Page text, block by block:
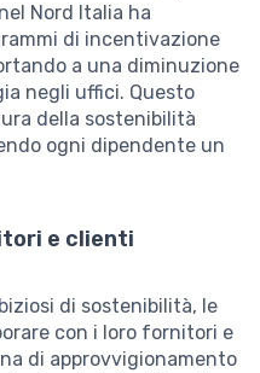
Nord Italia ha
di incentivazione
a una diminuzione
negli uffici. Questo
della sostenibilità
ogni dipendente un
e clienti
di sostenibilità, le
con i loro fornitori e
di approvvigionamento